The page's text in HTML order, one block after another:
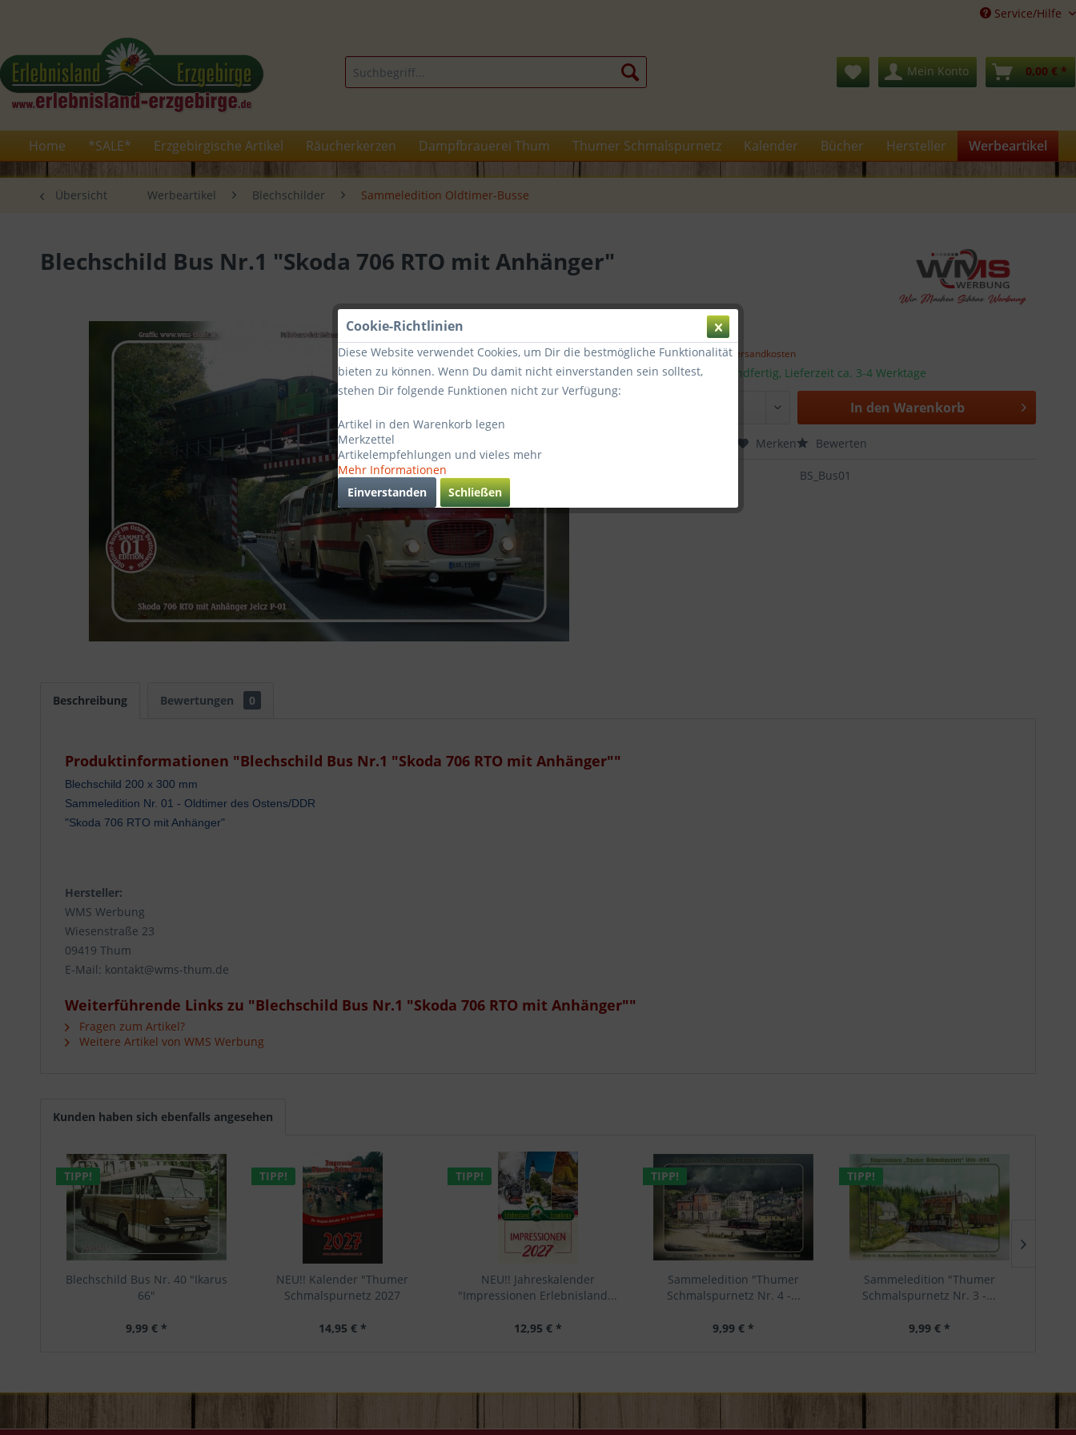
Service/Hilfe
Mein Konto 0,00 € *
Home *SALE* Erzgebirgische Artikel Räucherkerzen Dampfbrauerei Thum Thumer Schmalspurnetz Kalender Bücher Hersteller Werbeartikel
Übersicht Werbeartikel Blechschilder Sammeledition Oldtimer-Busse
Blechschild Bus Nr.1 "Skoda 706 RTO mit Anhänger"
9,99 € *
inkl. MwSt.zzgl. Versandkosten
Sofort versandfertig, Lieferzeit ca. 3-4 Werktage
In den Warenkorb
Merken Bewerten
BS_Bus01
Beschreibung Bewertungen 0
Produktinformationen "Blechschild Bus Nr.1 "Skoda 706 RTO mit Anhänger""
Blechschild 200 x 300 mm
Sammeledition Nr. 01 - Oldtimer des Ostens/DDR
"Skoda 706 RTO mit Anhänger"
Hersteller:
WMS Werbung
Wiesenstraße 23
09419 Thum
E-Mail: kontakt@wms-thum.de
Weiterführende Links zu "Blechschild Bus Nr.1 "Skoda 706 RTO mit Anhänger""
Fragen zum Artikel?
Weitere Artikel von WMS Werbung
Kunden haben sich ebenfalls angesehen
TIPP!
Blechschild Bus Nr. 40 "Ikarus
66"
9,99 € *
TIPP!
NEU!! Kalender "Thumer
Schmalspurnetz 2027
14,95 € *
TIPP!
NEU!! Jahreskalender
"Impressionen Erlebnisland...
12,95 € *
TIPP!
Sammeledition "Thumer
Schmalspurnetz Nr. 4 -...
9,99 € *
TIPP!
Sammeledition "Thumer
Schmalspurnetz Nr. 3 -...
9,99 € *
Cookie-Richtlinien
Diese Website verwendet Cookies, um Dir die bestmögliche Funktionalität
bieten zu können. Wenn Du damit nicht einverstanden sein solltest,
stehen Dir folgende Funktionen nicht zur Verfügung:
Artikel in den Warenkorb legen
Merkzettel
Artikelempfehlungen und vieles mehr
Mehr Informationen
Einverstanden
Schließen